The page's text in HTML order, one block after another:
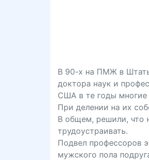
В 90-х на ПМЖ в Штаты
доктора наук и
США в те годы многие
При делении на их
В общем, решили, что
трудоустраивать.
Подвел профессоров
мужского пола